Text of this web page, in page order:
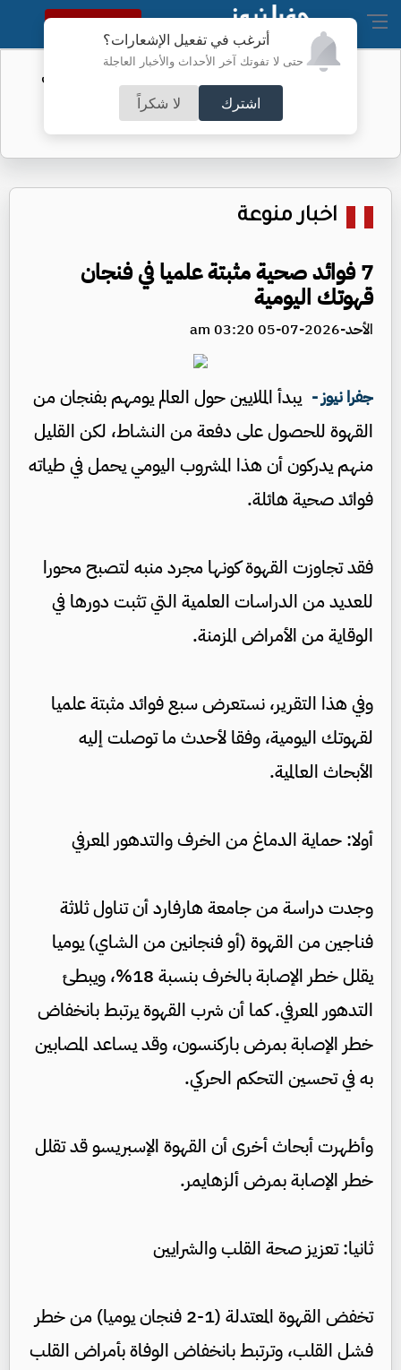
أترغب في تفعيل الإشعارات؟
حتى لا تفوتك آخر الأحداث والأخبار العاجلة
اشترك لا شكراً
النسخة الكاملة
عقوبات بالجملة على
اخبار منوعة
7 فوائد صحية مثبتة علميا في فنجان
قهوتك اليومية
الأحد-2026-07-05 03:20 am
جفرا نيوز - يبدأ الملايين حول العالم يومهم بفنجان من
القهوة للحصول على دفعة من النشاط، لكن القليل
منهم يدركون أن هذا المشروب اليومي يحمل في طياته
فوائد صحية هائلة.
فقد تجاوزت القهوة كونها مجرد منبه لتصبح محورا
للعديد من الدراسات العلمية التي تثبت دورها في
الوقاية من الأمراض المزمنة.
وفي هذا التقرير، نستعرض سبع فوائد مثبتة علميا
لقهوتك اليومية، وفقا لأحدث ما توصلت إليه
الأبحاث العالمية.
أولا: حماية الدماغ من الخرف والتدهور المعرفي
وجدت دراسة من جامعة هارفارد أن تناول ثلاثة
فناجين من القهوة (أو فنجانين من الشاي) يوميا
يقلل خطر الإصابة بالخرف بنسبة 18%، ويبطئ
التدهور المعرفي. كما أن شرب القهوة يرتبط بانخفاض
خطر الإصابة بمرض باركنسون، وقد يساعد المصابين
به في تحسين التحكم الحركي.
وأظهرت أبحاث أخرى أن القهوة الإسبريسو قد تقلل
خطر الإصابة بمرض ألزهايمر.
ثانيا: تعزيز صحة القلب والشرايين
تخفض القهوة المعتدلة (1-2 فنجان يوميا) من خطر
فشل القلب، وترتبط بانخفاض الوفاة بأمراض القلب